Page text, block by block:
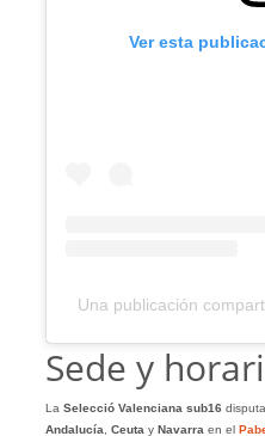
Ver esta
Una publicación
Sede y
La Selecció Valenciana sub16
Andalucía
Ceuta y Navarra en el